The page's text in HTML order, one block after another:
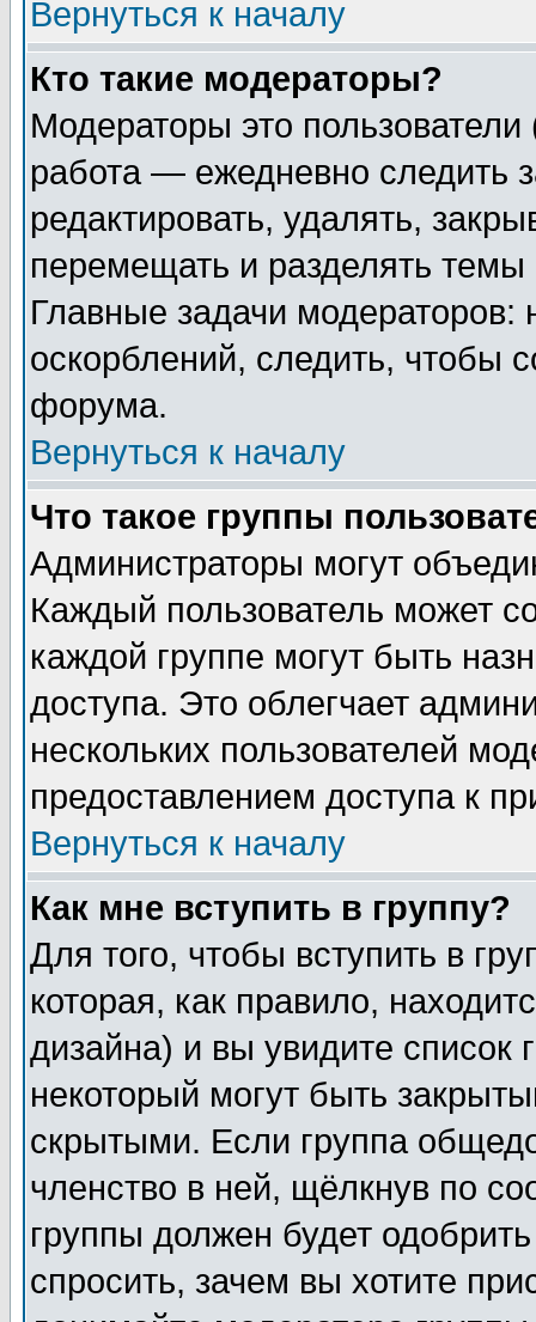
Вернуться к началу
Кто такие модераторы?
Модераторы это
работа — ежедневно следить
редактировать, удалять,
перемещать и разделять
Главные задачи
оскорблений, следить, чтобы
форума.
Вернуться к началу
Что такое группы
Администраторы могут
Каждый пользователь может
каждой группе могут быть
доступа. Это облегчает
нескольких пользователей
предоставлением доступа к
Вернуться к началу
Как мне вступить в группу?
Для того, чтобы вступить в
которая, как правило,
дизайна) и вы увидите список
некоторый могут быть
скрытыми. Если группа
членство в ней, щёлкнув по
группы должен будет
спросить, зачем вы хотите